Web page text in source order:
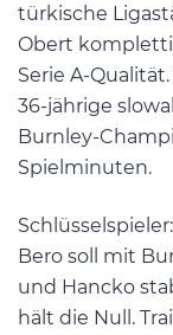
türkische
Obert
Serie A-
36-jährige
Burnley-
Spielminuten.
Bero soll mit
und Hancko
hält die Null.